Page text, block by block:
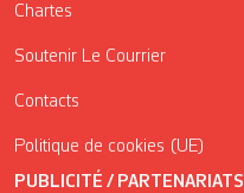
Chartes
Soutenir Le Courrier
Contacts
Politique de cookies (UE)
PUBLICITÉ / PARTENARIATS